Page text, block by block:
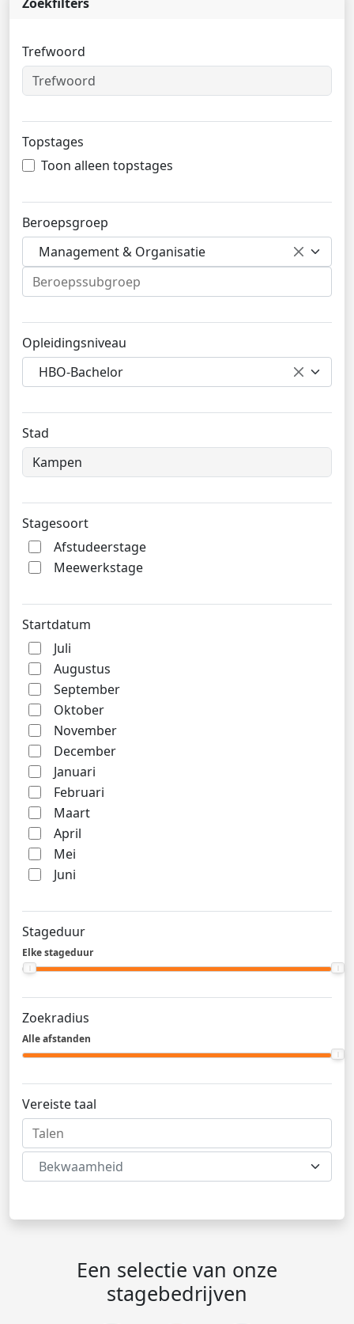
Zoekfilters
Trefwoord
Topstages
Toon alleen topstages
Beroepsgroep
Management & Organisatie
Opleidingsniveau
HBO-Bachelor
Stad
Stagesoort
Afstudeerstage
Meewerkstage
Startdatum
Juli
Augustus
September
Oktober
November
December
Januari
Februari
Maart
April
Mei
Juni
Stageduur
Elke stageduur
Zoekradius
Alle afstanden
Vereiste taal
Bekwaamheid
Een selectie van onze
stagebedrijven